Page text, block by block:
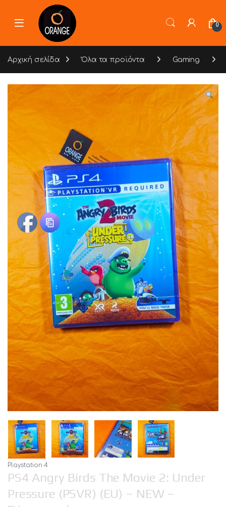
Skip to navigation
Skip to content
0
Αρχική σελίδα Όλα τα προϊόντα Gaming
Playstation 4
PS4 Angry Birds The Movie 2: Under
Pressure (PSVR) (EU) – NEW –